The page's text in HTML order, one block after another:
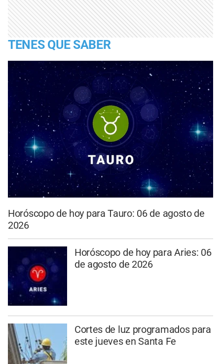
TENES QUE SABER
Horóscopo de hoy para Tauro: 06 de agosto de
2026
Horóscopo de hoy para Aries: 06
de agosto de 2026
Cortes de luz programados para
este jueves en Santa Fe